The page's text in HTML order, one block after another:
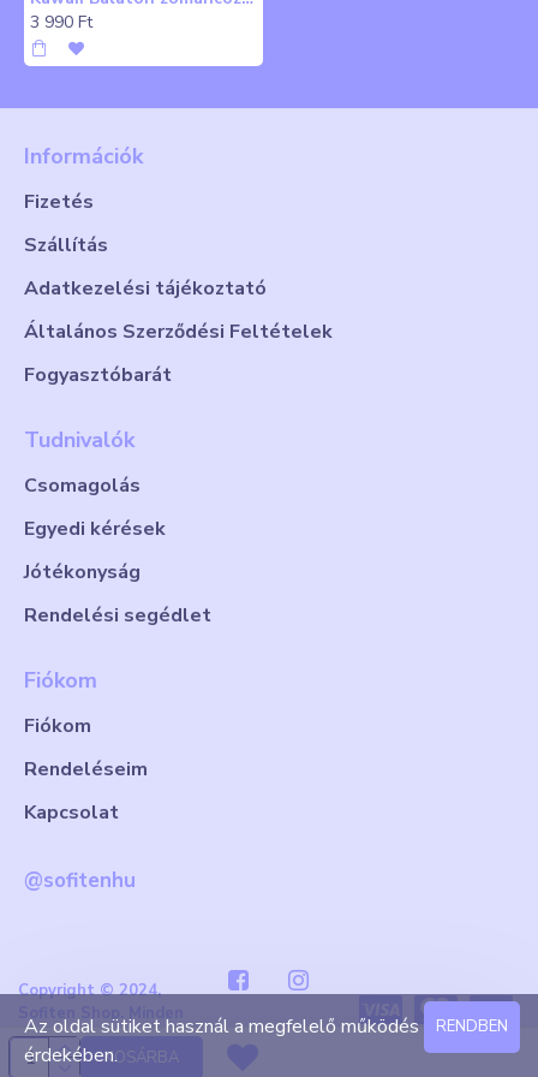
KOSÁRBA
3 990 Ft
Információk
Fizetés
Szállítás
Adatkezelési tájékoztató
Általános Szerződési Feltételek
Fogyasztóbarát
Tudnivalók
Csomagolás
Egyedi kérések
Jótékonyság
Rendelési segédlet
Fiókom
Fiókom
Rendeléseim
Kapcsolat
@sofitenhu
Copyright © 2024,
jog fenntartva
RENDBEN
Az oldal sütiket használ a megfelelő működés
érdekében.